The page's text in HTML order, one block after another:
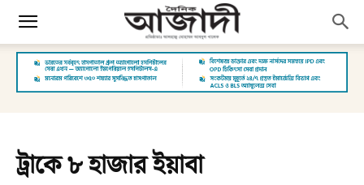
ট্রাকে ৮ হাজার ইয়াবা